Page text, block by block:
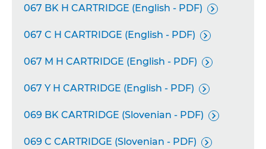
067 BK H CARTRIDGE (English - PDF) 
067 C H CARTRIDGE (English - PDF) 
067 M H CARTRIDGE (English - PDF) 
067 Y H CARTRIDGE (English - PDF) 
069 BK CARTRIDGE (Slovenian - PDF) 
069 C CARTRIDGE (Slovenian - PDF) 